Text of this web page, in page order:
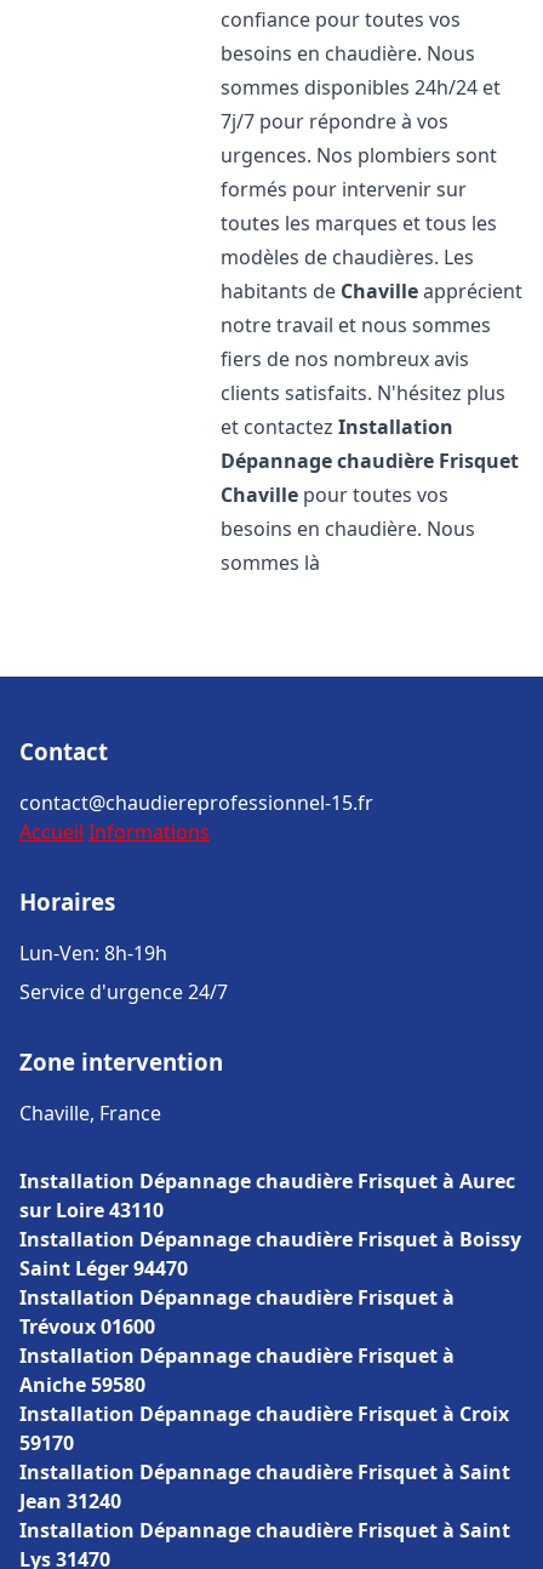
confiance pour toutes vos
besoins en chaudière. Nous
sommes disponibles 24h/24 et
7j/7 pour répondre à vos
urgences. Nos plombiers sont
formés pour intervenir sur
toutes les marques et tous les
modèles de chaudières. Les
habitants de Chavilleapprécient
notre travail et nous sommes
fiers de nos nombreux avis
clients satisfaits. N'hésitez plus
et contactezInstallation
Dépannage chaudière Frisquet
Chaville pour toutes vos
besoins en chaudière. Nous
sommes là
Contact
contact@chaudiereprofessionnel-15.fr
Accueil Informations
Horaires
Lun-Ven: 8h-19h
Service d'urgence 24/7
Zone intervention
Chaville, France
Installation Dépannage chaudière Frisquet à Aurec
sur Loire 43110
Installation Dépannage chaudière Frisquet à Boissy
Saint Léger 94470
Installation Dépannage chaudière Frisquet à
Trévoux 01600
Installation Dépannage chaudière Frisquet à
Aniche 59580
Installation Dépannage chaudière Frisquet à Croix
59170
Installation Dépannage chaudière Frisquet à Saint
Jean 31240
Installation Dépannage chaudière Frisquet à Saint
Lys 31470